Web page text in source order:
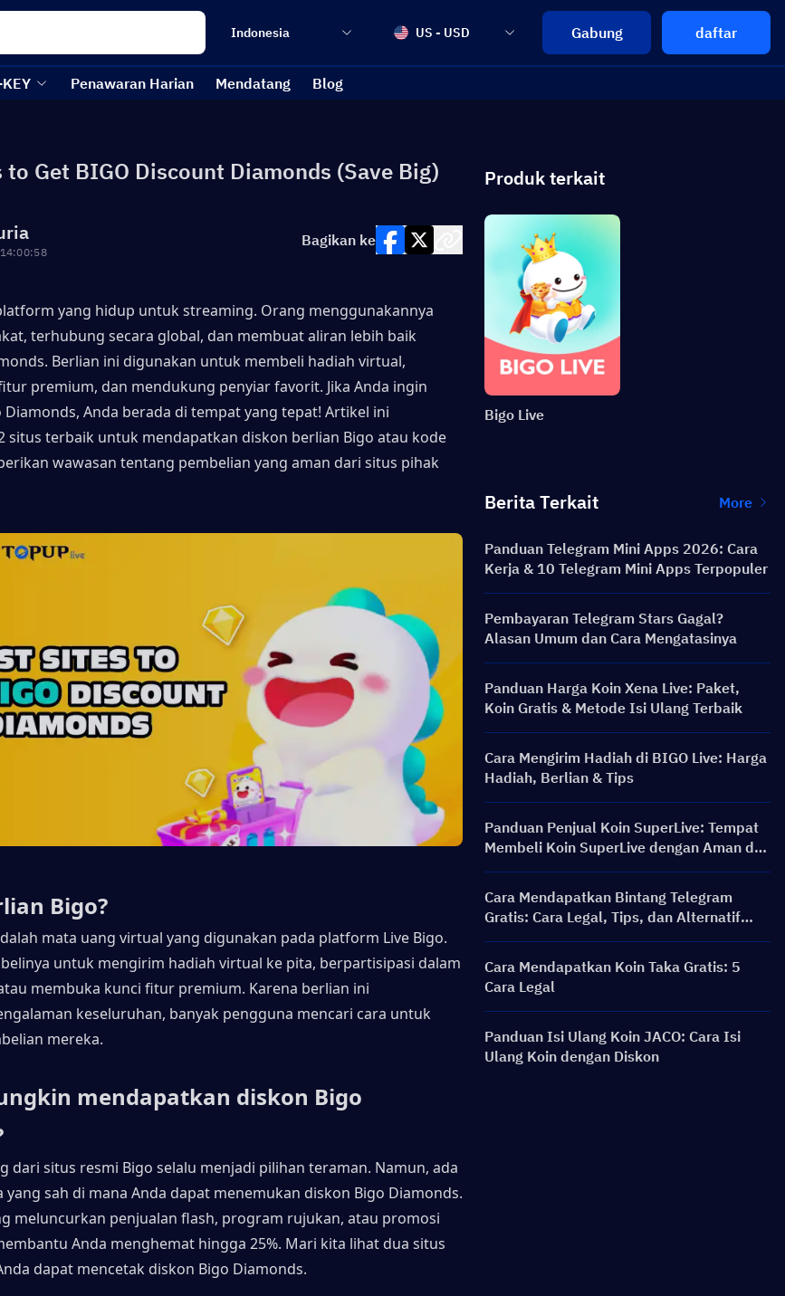
Indonesia US - USD Gabung daftar
Penawaran Harian Mendatang Blog
to Get BIGO Discount Diamonds (Save Big)
Bagikan ke
yang hidup untuk streaming. Orang menggunakannya
terhubung secara global, dan membuat aliran lebih baik
Berlian ini digunakan untuk membeli hadiah virtual,
premium, dan mendukung penyiar favorit. Jika Anda ingin
Anda berada di tempat yang tepat! Artikel ini
situs terbaik untuk mendapatkan diskon berlian Bigo atau kode
wawasan tentang pembelian yang aman dari situs pihak
Bigo?
mata uang virtual yang digunakan pada platform Live Bigo.
untuk mengirim hadiah virtual ke pita, berpartisipasi dalam
membuka kunci fitur premium. Karena berlian ini
keseluruhan, banyak pengguna mencari cara untuk
mereka.
mendapatkan diskon Bigo
dari situs resmi Bigo selalu menjadi pilihan teraman. Namun, ada
sah di mana Anda dapat menemukan diskon Bigo Diamonds.
meluncurkan penjualan flash, program rujukan, atau promosi
Anda menghemat hingga 25%. Mari kita lihat dua situs
dapat mencetak diskon Bigo Diamonds.
Produk terkait
Bigo Live
Berita Terkait More
Panduan Telegram Mini Apps 2026: Cara
Kerja & 10 Telegram Mini Apps Terpopuler
Pembayaran Telegram Stars Gagal?
Alasan Umum dan Cara Mengatasinya
Panduan Harga Koin Xena Live: Paket,
Koin Gratis & Metode Isi Ulang Terbaik
Cara Mengirim Hadiah di BIGO Live: Harga
Hadiah, Berlian & Tips
Panduan Penjual Koin SuperLive: Tempat
Membeli Koin SuperLive dengan Aman dan
Mudah
Cara Mendapatkan Bintang Telegram
Gratis: Cara Legal, Tips, dan Alternatif
Aman
Cara Mendapatkan Koin Taka Gratis: 5
Cara Legal
Panduan Isi Ulang Koin JACO: Cara Isi
Ulang Koin dengan Diskon